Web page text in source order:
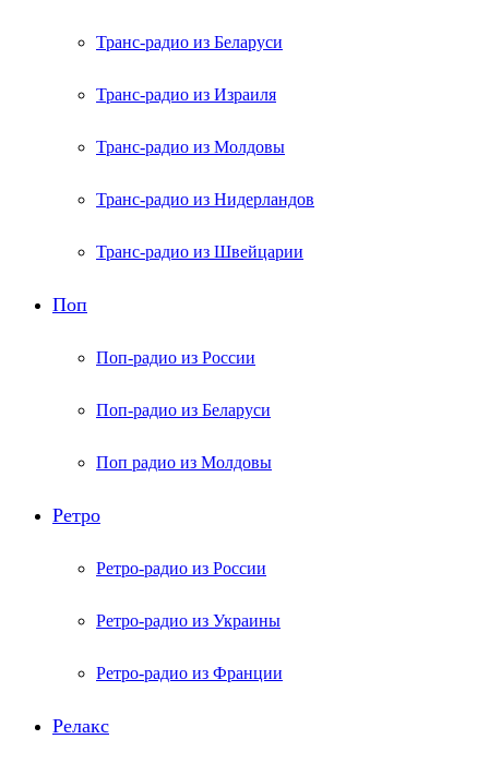
Транс-радио из Беларуси
Транс-радио из Израиля
Транс-радио из Молдовы
Транс-радио из Нидерландов
Транс-радио из Швейцарии
Поп
Поп-радио из России
Поп-радио из Беларуси
Поп радио из Молдовы
Ретро
Ретро-радио из России
Ретро-радио из Украины
Ретро-радио из Франции
Релакс